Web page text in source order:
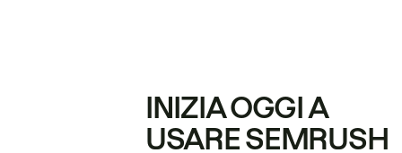
INIZIA OGGI A
USARE SEMRUSH